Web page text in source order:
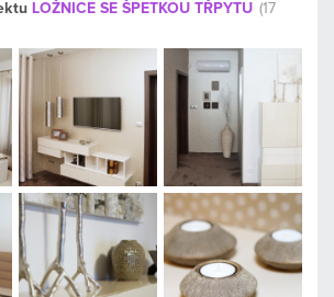
LOŽNICE SE ŠPETKOU TŘPYTU (17